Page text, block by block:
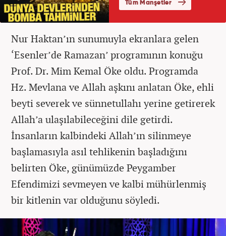
Nur Haktan’ın sunumuyla ekranlara gelen
‘Esenler’de Ramazan’ programının konuğu
Prof. Dr. Mim Kemal Öke oldu. Programda
Hz. Mevlana ve Allah aşkını anlatan Öke, ehli
beyti severek ve sünnetullahı yerine getirerek
Allah’a ulaşılabileceğini dile getirdi.
İnsanların kalbindeki Allah’ın silinmeye
başlamasıyla asıl tehlikenin başladığını
belirten Öke, günümüzde Peygamber
Efendimizi sevmeyen ve kalbi mühürlenmiş
bir kitlenin var olduğunu söyledi.